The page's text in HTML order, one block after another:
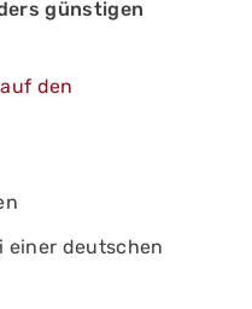
günstigen
den
einer deutschen